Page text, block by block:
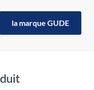
la marque GUDE